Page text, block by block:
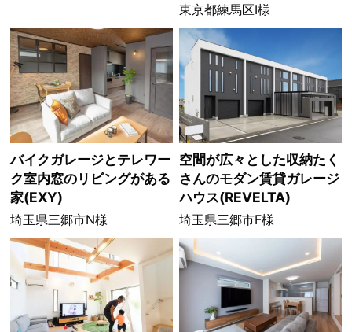
東京都練馬区I様
バイクガレージとテレワー
ク室内窓のリビングがある
家(EXY)
埼玉県三郷市N様
空間が広々とした収納たく
さんのモダン賃貸ガレージ
ハウス(REVELTA)
埼玉県三郷市F様